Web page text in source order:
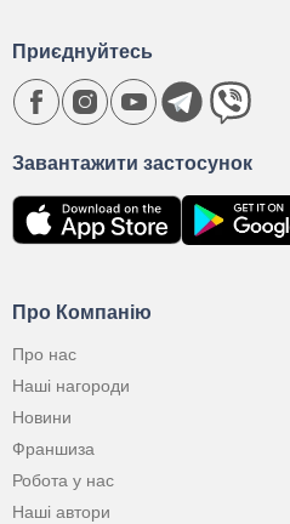
Про Компанію
Про нас
Наші нагороди
Новини
Франшиза
Робота у нас
Наші автори
Завантажити застосунок
Приєднуйтесь